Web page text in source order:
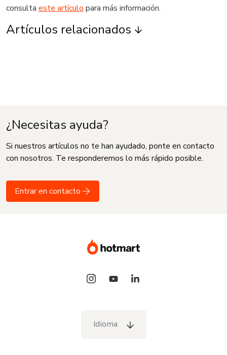
consulta este artículo para más información.
Artículos relacionados
¿Necesitas ayuda?
Si nuestros artículos no te han ayudado, ponte en contacto
con nosotros. Te responderemos lo más rápido posible.
Entrar en contacto
Idioma